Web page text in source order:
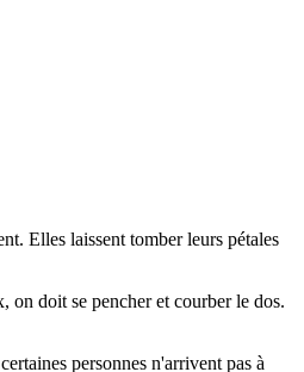
Elles laissent tomber leurs pétales
on doit se pencher et courber le dos.
personnes n'arrivent pas à